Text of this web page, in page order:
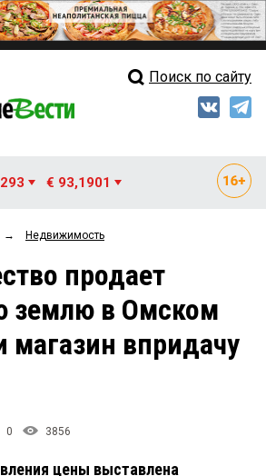
Свежий выпуск
Мнения
Рейтинги
Блоги
Архив
Поиск по сайту
€ 93,1901
→ Недвижимость
продает
землю в Омском
магазин впридачу
0 3856
цены выставлена